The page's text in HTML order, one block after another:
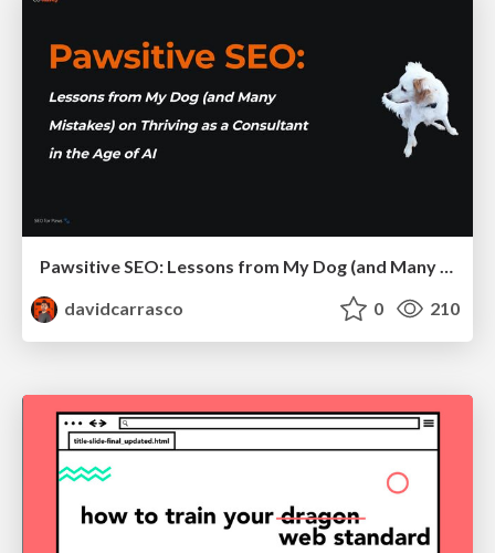
Pawsitive SEO: Lessons from My Dog (and Many Mistakes) on Thriving as a Consultant in the Age of AI
davidcarrasco
0 210